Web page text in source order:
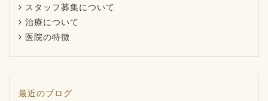
スタッフ募集について
治療について
医院の特徴
最近のブログ